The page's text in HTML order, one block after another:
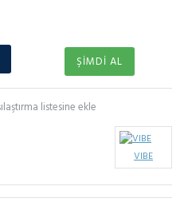
VIBE
ŞIMDI AL
listesine ekle